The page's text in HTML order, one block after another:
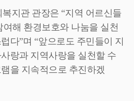
복지관 관장은 “지역 어르신들
여해 환경보호와 나눔을 실천
다”며 “앞으로도 주민들이 지
랑과 지역사랑을 실천할 수
을 지속적으로 추진하겠